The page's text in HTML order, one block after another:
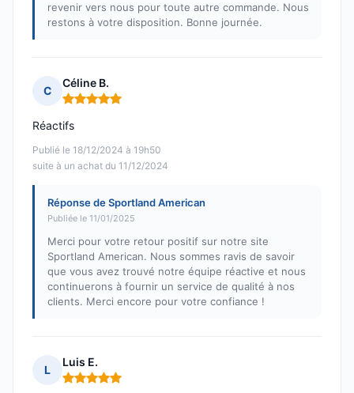
revenir vers nous pour toute autre commande. Nous
restons à votre disposition. Bonne journée.
C
Céline B.
Note : 5 sur 5
Publié le 18/12/2024 à 19h50
suite à un achat du 11/12/2024
Réactifs
Réponse de Sportland American
Publiée le 11/01/2025
Merci pour votre retour positif sur notre site
Sportland American. Nous sommes ravis de savoir
que vous avez trouvé notre équipe réactive et nous
continuerons à fournir un service de qualité à nos
clients. Merci encore pour votre confiance !
L
Luis E.
Note : 5 sur 5